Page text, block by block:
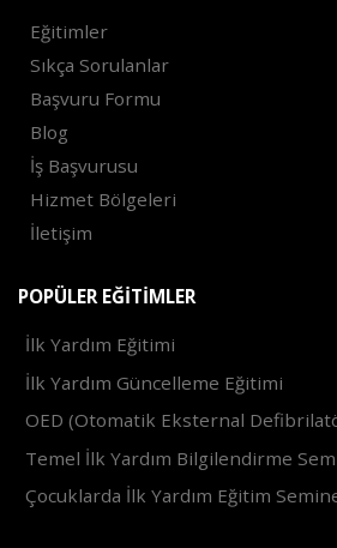
Eğitimler
Sıkça Sorulanlar
Başvuru Formu
Blog
İş Başvurusu
Hizmet Bölgeleri
İletişim
POPÜLER EĞITIMLER
İlk Yardım Eğitimi
İlk Yardım Güncelleme Eğitimi
OED (Otomatik Eksternal
Temel İlk Yardım Bilgilendirme
Çocuklarda İlk Yardım Eğitim